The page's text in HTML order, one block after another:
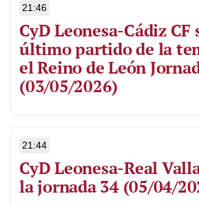
21:46
CyD Leonesa-Cádiz CF
último partido de la
el Reino de León
(03/05/2026)
21:44
CyD Leonesa-Real
la jornada 34 (05/04/